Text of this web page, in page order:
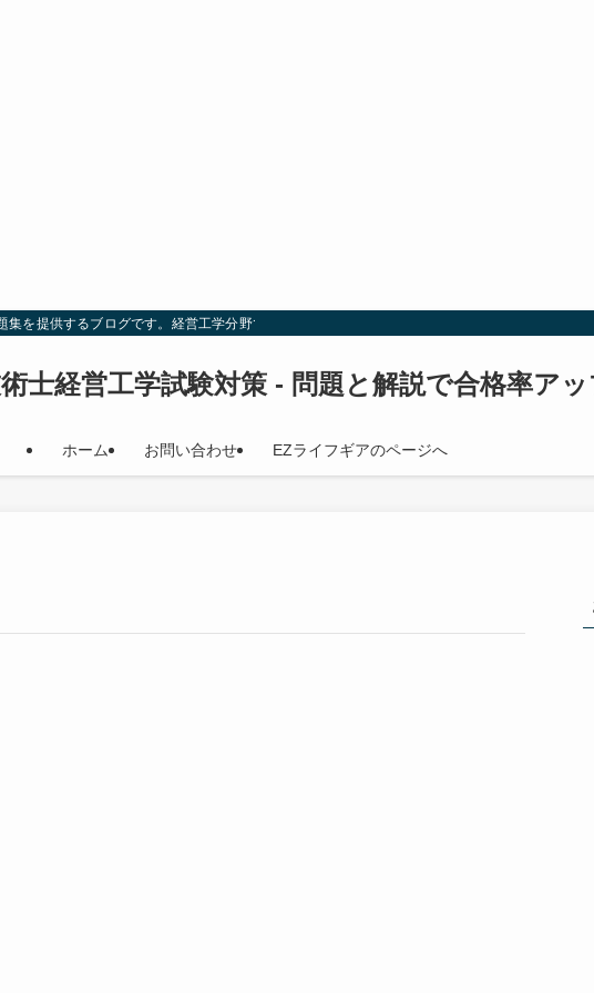
を提供するブログです。経営工学分野での試験対策を効率的に行い、合格を目指しましょう。
士経営工学試験対策 - 問題と解説で合格率ア
ホーム お問い合わせ EZライフギアのページへ